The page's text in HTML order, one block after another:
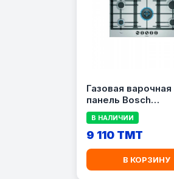
Газовая варочная
панель Bosch
PCR9A5B90M
В НАЛИЧИИ
9 110 TMT
В КОРЗИНУ